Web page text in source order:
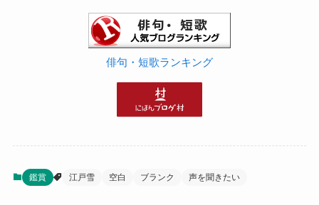
俳句・短歌ランキング
鑑賞 江戸雪 空白 ブランク 声を聞きたい